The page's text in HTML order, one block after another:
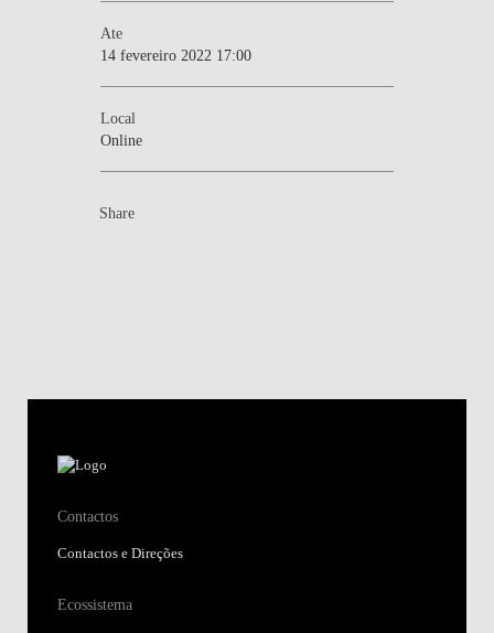
Ate
14 fevereiro 2022 17:00
Local
Online
Share
Contactos
Contactos e Direções
Ecossistema